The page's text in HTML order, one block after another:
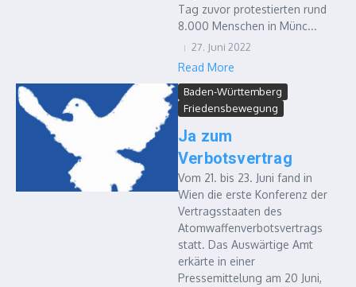
Tag zuvor protestierten rund
8.000 Menschen in Münc...
27. Juni 2022
Read More
Baden-Württemberg
Friedensbewegung
Ja zum
Verbotsvertrag
Vom 21. bis 23. Juni fand in
Wien die erste Konferenz der
Vertragsstaaten des
Atomwaffenverbotsvertrags
statt. Das Auswärtige Amt
erkärte in einer
Pressemittelung am 20 Juni,